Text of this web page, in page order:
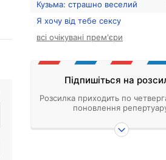
Кузьма: страшно веселий
Я хочу від тебе сексу
всі очікувані прем'єри
Підпишіться на
Розсилка приходить по
поновлення